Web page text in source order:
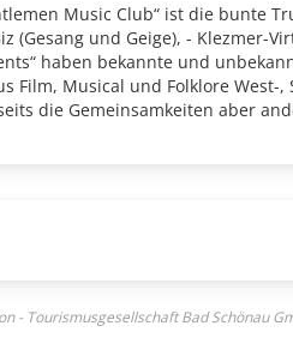
Music Club“ ist die bunte
und Geige), - Klezmer-
haben bekannte und
Musical und Folklore West-
die Gemeinsamkeiten aber
- Tourismusgesellschaft Bad Schönau